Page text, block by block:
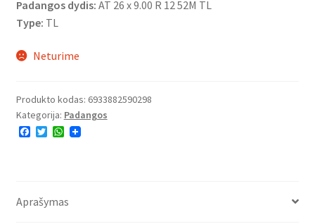
Padangos dydis: AT 26 x 9.00 R 12 52M TL
Type: TL
Neturime
Produkto kodas: 6933882590298
Kategorija: Padangos
F
o
T
r
W
p
Aprašymas